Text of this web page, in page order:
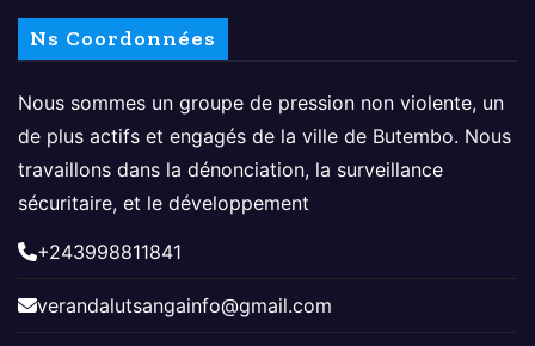
Ns Coordonnées
Nous sommes un groupe de pression non violente, un
de plus actifs et engagés de la ville de Butembo. Nous
travaillons dans la dénonciation, la surveillance
sécuritaire, et le développement
+243998811841
verandalutsangainfo@gmail.com